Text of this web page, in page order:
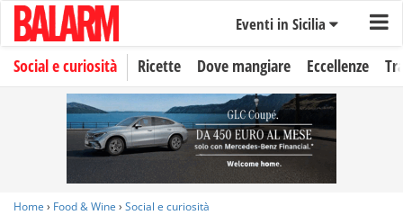
Eventi in Sicilia
Social e curiosità Ricette Dove mangiare Eccellenze
Home › Food & Wine › Social e curiosità